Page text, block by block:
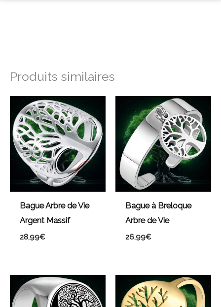
Produits similaires
Bague Arbre de Vie
Argent Massif
28,99€
Bague à Breloque
Arbre de Vie
26,99€